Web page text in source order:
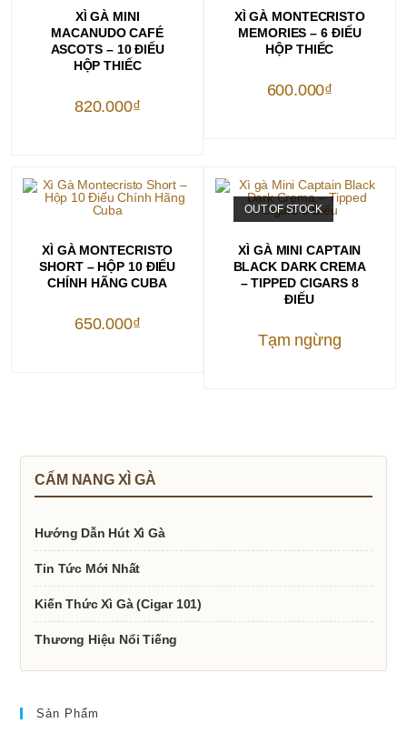
THÊM VÀO GIỎ HÀNG
XÌ GÀ MINI
MACANUDO CAFÉ
ASCOTS – 10 ĐIẾU
HỘP THIẾC
820.000₫
THÊM VÀO GIỎ HÀNG
XÌ GÀ MONTECRISTO
MEMORIES – 6 ĐIẾU
HỘP THIẾC
600.000₫
THÊM VÀO GIỎ HÀNG
XÌ GÀ MONTECRISTO
SHORT – HỘP 10 ĐIẾU
CHÍNH HÃNG CUBA
650.000₫
OUT OF STOCK
XÌ GÀ MINI CAPTAIN
BLACK DARK CREMA
– TIPPED CIGARS 8
ĐIẾU
Tạm ngừng
CẨM NANG XÌ GÀ
Hướng Dẫn Hút Xì Gà
Tin Tức Mới Nhất
Kiến Thức Xì Gà (Cigar 101)
Thương Hiệu Nổi Tiếng
Sản Phẩm